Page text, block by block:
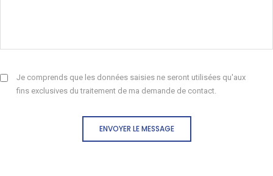
Je comprends que les données saisies ne seront utilisées qu'aux
fins exclusives du traitement de ma demande de contact.
ENVOYER LE MESSAGE